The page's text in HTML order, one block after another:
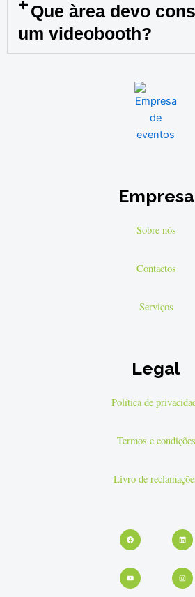
Que àrea devo
um videobooth?
Empresa
Sobre nós
Contactos
Serviços
Legal
Política de
Termos e condições
Livro de
Facebook
Youtube